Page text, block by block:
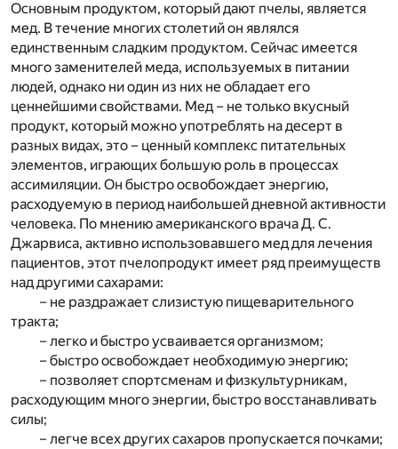
Основным продуктом, который дают пчелы, является
мед. В течение многих столетий он являлся
единственным сладким продуктом. Сейчас имеется
много заменителей меда, используемых в питании
людей, однако ни один из них не обладает его
ценнейшими свойствами. Мед – не только вкусный
продукт, который можно употреблять на десерт в
разных видах, это – ценный комплекс питательных
элементов, играющих большую роль в процессах
ассимиляции. Он быстро освобождает энергию,
расходуемую в период наибольшей дневной активности
человека. По мнению американского врача Д. С.
Джарвиса, активно использовавшего мед для лечения
пациентов, этот пчелопродукт имеет ряд преимуществ
над другими сахарами:
– не раздражает слизистую пищеварительного
тракта;
– легко и быстро усваивается организмом;
– быстро освобождает необходимую энергию;
– позволяет спортсменам и физкультурникам,
расходующим много энергии, быстро восстанавливать
силы;
– легче всех других сахаров пропускается почками;